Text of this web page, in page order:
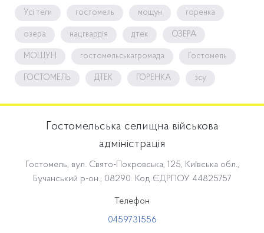
Усі теги гостомель мощун горенка
озера нацгвардія дтек ОЗЕРА
МОЩУН гостомельськагромада Гостомель
ГОСТОМЕЛЬ ДТЕК ГОРЕНКА зсу
Гостомельська селищна військова
адміністрація
Гостомель, вул. Свято-Покровська, 125, Київська обл.,
Бучанський р-он., 08290. Код ЄДРПОУ 44825757
Телефон
0459731556